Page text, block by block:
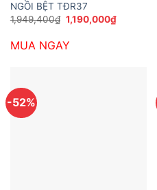
NGỒI BỆT TĐR37
1,949,400₫ Giá
gốc
1,949,400₫.
1,190,000₫Giá
hiện
MUA NGAY
-52%